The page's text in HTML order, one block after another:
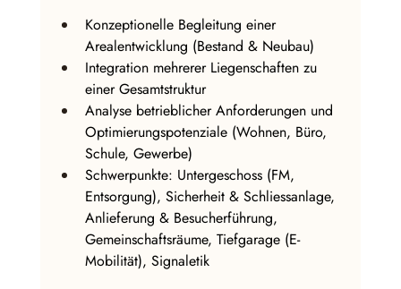
Konzeptionelle Begleitung einer
Arealentwicklung (Bestand & Neubau)
Integration mehrerer Liegenschaften zu
einer Gesamtstruktur
Analyse betrieblicher Anforderungen und
Optimierungspotenziale (Wohnen, Büro,
Schule, Gewerbe)
Schwerpunkte: Untergeschoss (FM,
Entsorgung), Sicherheit & Schliessanlage,
Anlieferung & Besucherführung,
Gemeinschaftsräume, Tiefgarage (E-
Mobilität), Signaletik